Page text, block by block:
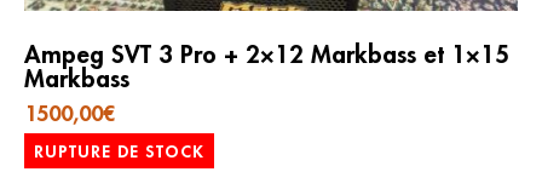
Ampeg SVT 3 Pro + 2×12 Markbass et 1×15
Markbass
1500,00€
RUPTURE DE STOCK